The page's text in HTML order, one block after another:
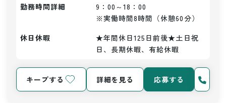
勤務時間詳細
9：00～18：00
※実働時間8時間（休憩60分）
休日休暇
★年間休日125日前後★土日祝
日、長期休暇、有給休暇
キープする 詳細を見る 応募する